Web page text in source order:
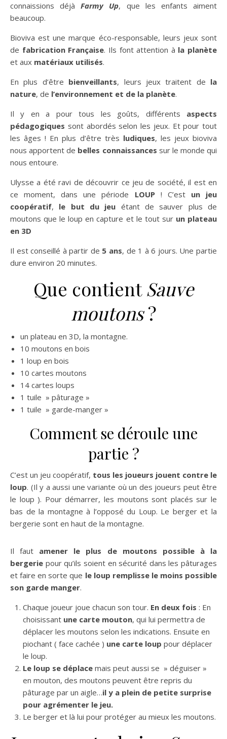
connaissions déjàFarmy Up, que les enfants aiment
beaucoup.
Bioviva est une marque éco-responsable, leurs jeux sont
de fabrication Française. Ils font attention à la planète
et aux matériaux utilisés.
En plus d’être bienveillants, leurs jeux traitent de la
nature, de l’environnement et de la planète.
Il y en a pour tous les goûts, différents aspects
pédagogiques sont abordés selon les jeux. Et pour tout
les âges ! En plus d’être très ludiques, les jeux bioviva
nous apportent de belles connaissances sur le monde qui
nous entoure.
Ulysse a été ravi de découvrir ce jeu de société, il est en
ce moment, dans une période LOUP ! C’est un jeu
coopératif, le but du jeu étant de sauver plus de
moutons que le loup en capture et le tout sur un plateau
en 3D
Il est conseillé à partir de 5 ans, de 1 à 6 jours. Une partie
dure environ 20 minutes.
Que contientSauve
moutons?
un plateau en 3D, la montagne.
10 moutons en bois
1 loup en bois
10 cartes moutons
14 cartes loups
1 tuile » pâturage »
1 tuile » garde-manger »
Comment se déroule une
partie ?
C’est un jeu coopératif, tous les joueurs jouent contre le
loup. (Il y a aussi une variante où un des joueurs peut être
le loup ). Pour démarrer, les moutons sont placés sur le
bas de la montagne à l’opposé du Loup. Le berger et la
bergerie sont en haut de la montagne.
Il faut amener le plus de moutons possible à la
bergerie pour qu’ils soient en sécurité dans les pâturages
et faire en sorte que le loup remplisse le moins possible
son garde manger.
Chaque joueur joue chacun son tour. En deux fois : En
choisissant une carte mouton, qui lui permettra de
déplacer les moutons selon les indications. Ensuite en
piochant ( face cachée ) une carte loup pour déplacer
le loup.
Le loup se déplace mais peut aussi se » déguiser »
en mouton, des moutons peuvent être repris du
pâturage par un aigle…il y a plein de petite surprise
pour agrémenter le jeu.
Le berger et là lui pour protéger au mieux les moutons.